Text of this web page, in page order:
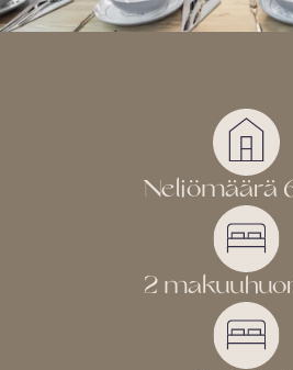
Neliömäärä
2